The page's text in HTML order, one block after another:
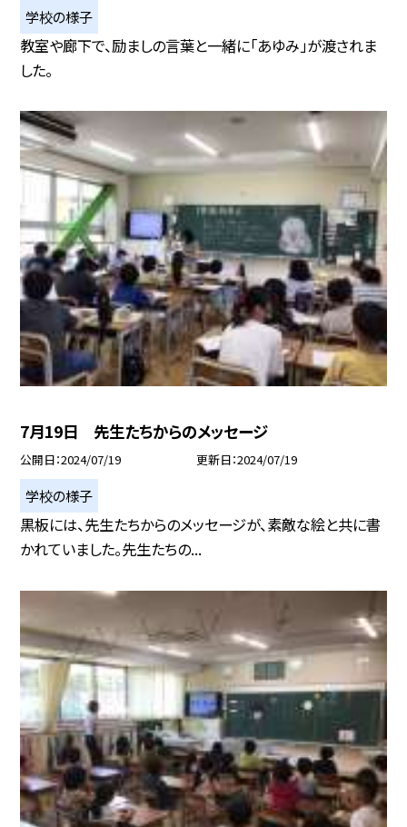
学校の様子
教室や廊下で、励ましの言葉と一緒に「あゆみ」が渡されま
した。
7月19日 先生たちからのメッセージ
公開日 2024/07/19 更新日 2024/07/19
学校の様子
黒板には、先生たちからのメッセージが、素敵な絵と共に書
かれていました。先生たちの...